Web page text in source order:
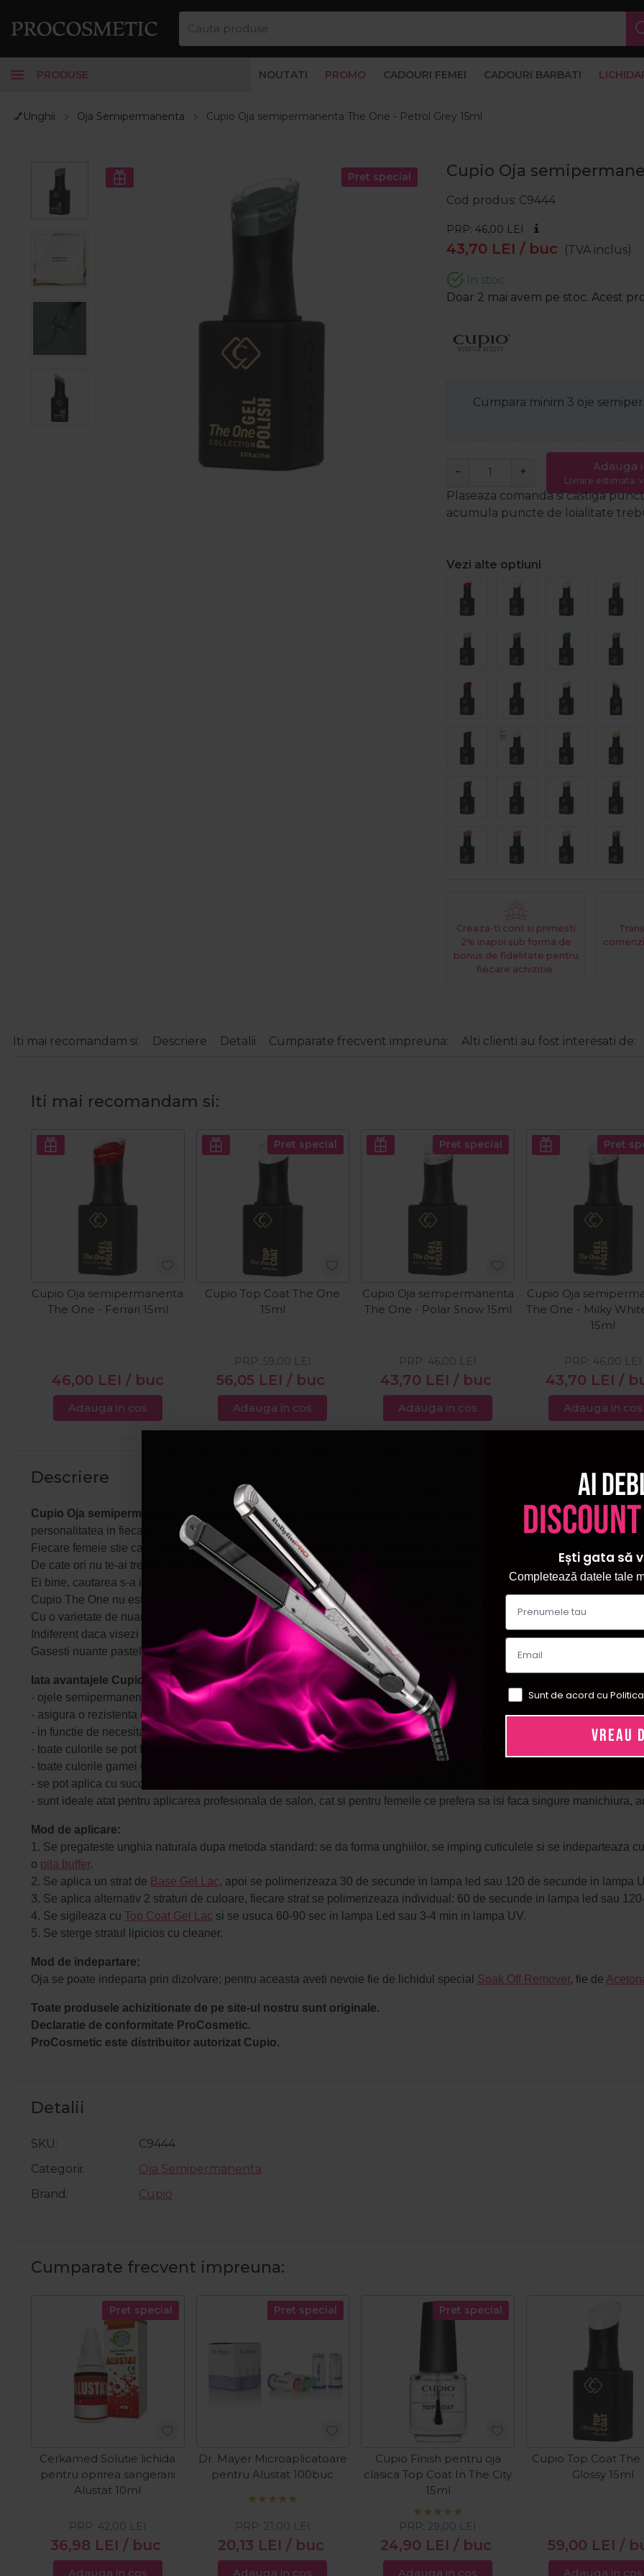
PRODUSE NOUTATI PROMO CADOURI FEMEI CADOURI BARBATI
💅Unghii Oja Semipermanenta Cupio Oja semipermanenta The One - Petrol Grey 15ml
Pret special Cupio Oja
Cod produs C9444
PRP: 46,00 LEI
43,70 LEI / buc (TVA inclus)
In stoc
Doar 2 mai avem pe stoc. Acest
Cumpara minim 3 oje
− + Adauga
Livrare estimata:
Plaseaza comanda si castiga
acumula puncte de loialitate
Vezi alte optiuni
Creaza-ti cont si primesti
2% inapoi sub forma de
bonus de fidelitate pentru
fiecare achizitie.
Iti mai recomandam si: Descriere Detalii Cumparate frecvent impreuna: Alti clienti au fost interesati de:
Iti mai recomandam si:
Cupio Oja semipermanenta
The One - Ferrari 15ml
46,00 LEI / buc
Adauga in cos
Pret special
Cupio Top Coat The One
15ml
56,05 LEI / buc
PRP: 59,00 LEI
Adauga in cos
Pret special
Cupio Oja semipermanenta
The One - Polar Snow 15ml
43,70 LEI / buc
PRP: 46,00 LEI
Adauga in cos
Pret
Cupio Oja
The One - Milky
15ml
43,70 LEI /
PRP: 46,00 LEI
Adauga in cos
Descriere
Cupio Oja semipermanenta The One - Petrol Grey 15ml
este alegerea perfecta pentru o manichiura spectaculoasa
personalitatea in fiecare zi.
Fiecare femeie stie ca o manichiura impecabila nu este doar un detaliu estetic, ci un adevarat statement de stil.
De cate ori nu te-ai trezit in fata unei palete nesfarsite de culori, cautand nuanta perfecta care sa reflecte exact starea ta
Ei bine, cautarea s-a incheiat!
Cupio The One nu este doar o gama de oje semipermanente, ci esenta a ceea ce inseamna sa gasesti exact ceea ce ti-
Cu o varietate de nuante fabuloase, disponibile in texturi variate, gama de oje semipermanente Cupio The One este
Indiferent daca visezi la o manichiura clasica, cu tonuri mate elegante, sau iti place sa experimentezi cu straluciri si
Gasesti nuante pastelate delicate, culori clasice care nu se demodeaza niciodata, tonuri neon vibrante si multe alte
Iata avantajele Cupio The One:
- ojele semipermanente Cupio The One imbina usurinta aplicarii unui lac de unghii cu rezistenta unui gel UV;
- asigura o rezistenta de pana la 4-6 saptamani pe unghii;
- in functie de necesitate, culorile se pot aplica intr-unul sau doua straturi;
- toate culorile se pot folosi atat la aplicarea clasica a ojei semipermanente, cat si la aplicarea cu apex.
- toate culorile gamei Cupio The One sunt compatibile si in formulele de lucru combinate;
- se pot aplica cu succes si pe manichiurile lucrate cu acryl sau gel, cu conditia ca gelul de finish folosit sa fie unul flexibil;
- sunt ideale atat pentru aplicarea profesionala de salon, cat si pentru femeile ce prefera sa isi faca singure manichiura,
Mod de aplicare:
1. Se pregateste unghia naturala dupa metoda standard: se da forma unghiilor, se imping cuticulele si se indeparteaza cu
o pila buffer.
2. Se aplica un strat de Base Gel Lac, apoi se polimerizeaza 30 de secunde in lampa led sau 120 de secunde in lampa
3. Se aplica alternativ 2 straturi de culoare, fiecare strat se polimerizeaza individual: 60 de secunde in lampa led sau
4. Se sigileaza cu Top Coat Gel Lac si se usuca 60-90 sec in lampa Led sau 3-4 min in lampa UV.
5. Se sterge stratul lipicios cu cleaner.
Mod de indepartare:
Oja se poate indeparta prin dizolvare; pentru aceasta aveti nevoie fie de lichidul special Soak Off Remover, fie de
Toate produsele achizitionate de pe site-ul nostru sunt originale.
Declaratie de conformitate ProCosmetic.
ProCosmetic este distribuitor autorizat Cupio.
Detalii
SKU
C9444
Categorii
Oja Semipermanenta
Brand
Cupio
Cumparate frecvent impreuna:
Pret special
Cerkamed Solutie lichida
pentru oprirea sangerarii
Alustat 10ml
36,98 LEI / buc
PRP: 42,00 LEI
Adauga in cos
Pret special
Dr. Mayer Microaplicatoare
pentru Alustat 100buc
20,13 LEI / buc
PRP: 21,00 LEI
Adauga in cos
Pret special
Cupio Finish pentru oja
clasica Top Coat In The City
15ml
24,90 LEI / buc
PRP: 29,00 LEI
Adauga in cos
Cupio Top Coat The
Glossy 15ml
59,00 LEI /
Adauga in cos
Ai
Ești gata să
Completează datele tale
Sunt de acord cu
VREAU